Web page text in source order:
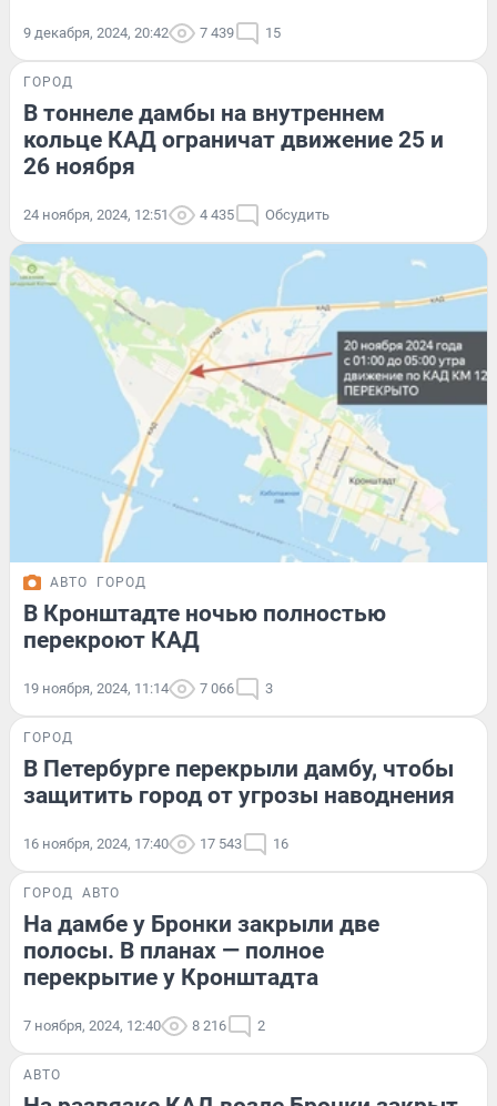
9 декабря, 2024, 20:42 7 439 15
ГОРОД
В тоннеле дамбы на внутреннем
кольце КАД ограничат движение 25 и
26 ноября
24 ноября, 2024, 12:51 4 435 Обсудить
АВТО ГОРОД
В Кронштадте ночью полностью
перекроют КАД
19 ноября, 2024, 11:14 7 066 3
ГОРОД
В Петербурге перекрыли дамбу, чтобы
защитить город от угрозы наводнения
16 ноября, 2024, 17:40 17 543 16
ГОРОД АВТО
На дамбе у Бронки закрыли две
полосы. В планах — полное
перекрытие у Кронштадта
7 ноября, 2024, 12:40 8 216 2
АВТО